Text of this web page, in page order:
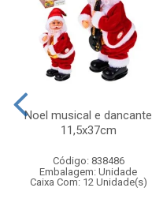
Noel musical e dancante
11,5x37cm
Código: 838486
Embalagem: Unidade
Caixa Com: 12 Unidade(s)